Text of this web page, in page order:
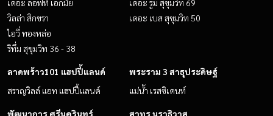
เดอะ ลอฟท์ เอกมัย
วิลล่า สิกขรา
ไอวี่ ทองหล่อ
ริทึ่ม สุขุมวิท 36 - 38
เดอะ รูม สุขุมวิท 69
เดอะ เบส สุขุมวิท 50
ลาดพร้าว101 แฮปปี้แลนด์
สราญวิลล์ แอท แฮปปี้แลนด์
พระราม 3 สาธุประดิษฐ์
แม่น้ำ เรสซิเดนท์